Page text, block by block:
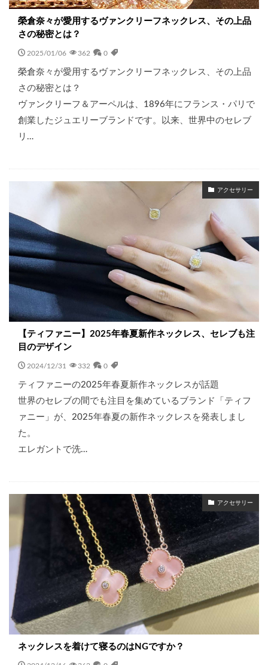
榮倉奈々が愛用するヴァンクリーフネックレス、その上品
さの秘密とは？
2025/01/06 362 0
榮倉奈々が愛用するヴァンクリーフネックレス、その上品
さの秘密とは？
ヴァンクリーフ＆アーペルは、1896年にフランス・パリで
創業したジュエリーブランドです。以来、世界中のセレブ
リ…
アクセサリー
【ティファニー】2025年春夏新作ネックレス、セレブも注
目のデザイン
2024/12/31 332 0
ティファニーの2025年春夏新作ネックレスが話題
世界のセレブの間でも注目を集めているブランド「ティフ
ァニー」が、2025年春夏の新作ネックレスを発表しまし
た。
エレガントで洗…
アクセサリー
ネックレスを着けて寝るのはNGですか？